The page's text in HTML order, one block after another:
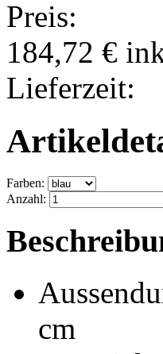
Preis:
184,72 €
Lieferzeit:
Farben:
Anzahl:
cm